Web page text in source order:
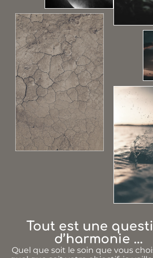
Tout est une
d’harmonie ...
Quel que soit le soin que vous